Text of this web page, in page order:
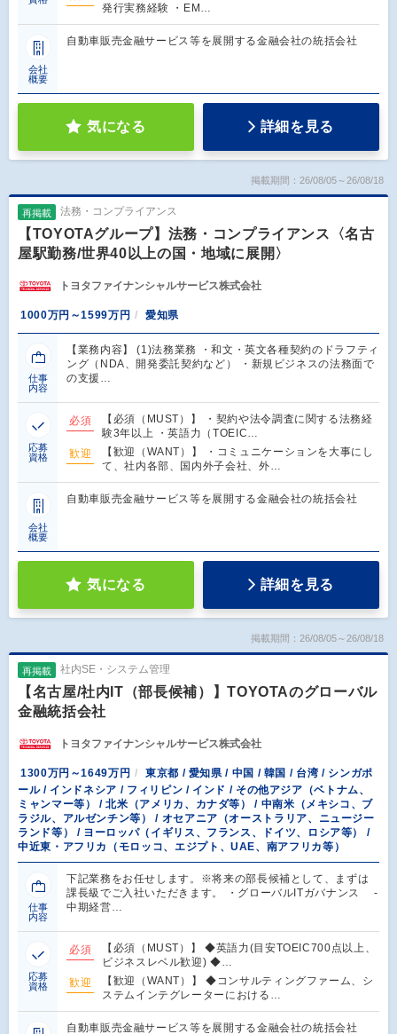
発行実務経験 ・EM…
会社
概要
自動車販売金融サービス等を展開する金融会社の統括会社
気になる 詳細を見る
掲載期間：26/08/05～26/08/18
再掲載 法務・コンプライアンス
【TOYOTAグループ】法務・コンプライアンス〈名古
屋駅勤務/世界40以上の国・地域に展開〉
トヨタファイナンシャルサービス株式会社
1000万円～1599万円 愛知県
仕事
内容
【業務内容】 (1)法務業務 ・和文・英文各種契約のドラフティ
ング（NDA、開発委託契約など） ・新規ビジネスの法務面で
の支援…
応募
資格
必須
【必須（MUST）】 ・契約や法令調査に関する法務経
験3年以上 ・英語力（TOEIC…
歓迎
【歓迎（WANT）】 ・コミュニケーションを大事にし
て、社内各部、国内外子会社、外…
会社
概要
自動車販売金融サービス等を展開する金融会社の統括会社
気になる 詳細を見る
掲載期間：26/08/05～26/08/18
再掲載 社内SE・システム管理
【名古屋/社内IT（部長候補）】TOYOTAのグローバル
金融統括会社
トヨタファイナンシャルサービス株式会社
1300万円～1649万円
東京都 / 愛知県 / 中国 / 韓国 / 台湾 / シンガポ
ール / インドネシア / フィリピン / インド / その他アジア（ベトナム、
ミャンマー等） / 北米（アメリカ、カナダ等） / 中南米（メキシコ、ブ
ラジル、アルゼンチン等） / オセアニア（オーストラリア、ニュージー
ランド等） / ヨーロッパ（イギリス、フランス、ドイツ、ロシア等） /
中近東・アフリカ（モロッコ、エジプト、UAE、南アフリカ等）
仕事
内容
下記業務をお任せします。※将来の部長候補として、まずは
課長級でご入社いただきます。 ・グローバルITガバナンス ‐
中期経営…
応募
資格
必須
【必須（MUST）】 ◆英語力(目安TOEIC700点以上、
ビジネスレベル歓迎) ◆…
歓迎
【歓迎（WANT）】 ◆コンサルティングファーム、シ
ステムインテグレーターにおける…
自動車販売金融サービス等を展開する金融会社の統括会社